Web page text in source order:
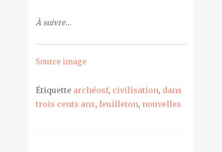
À suivre…
Source image
Étiquette archéosf, civilisation, dans
trois cents ans, feuilleton, nouvelles